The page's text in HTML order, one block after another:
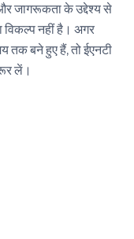
जागरूकता के उद्देश्य से
विकल्प नहीं है। अगर
तक बने हुए हैं, तो ईएनटी
लें।